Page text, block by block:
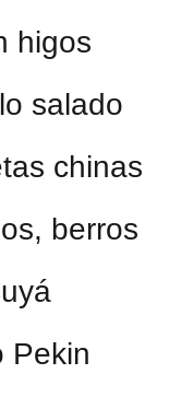
higos
salado
chinas
berros
Pekin